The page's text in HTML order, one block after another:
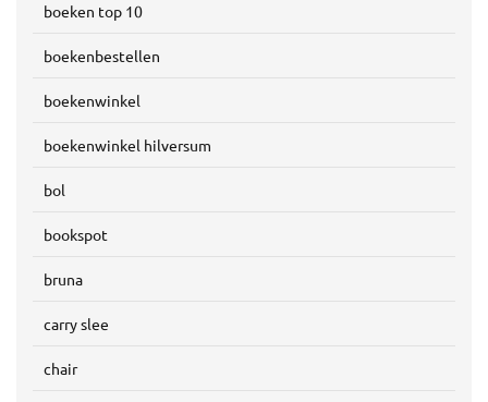
boeken top 10
boekenbestellen
boekenwinkel
boekenwinkel hilversum
bol
bookspot
bruna
carry slee
chair